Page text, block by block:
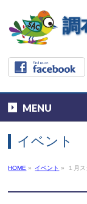
調
MENU
イベント
HOME » イベント » １月